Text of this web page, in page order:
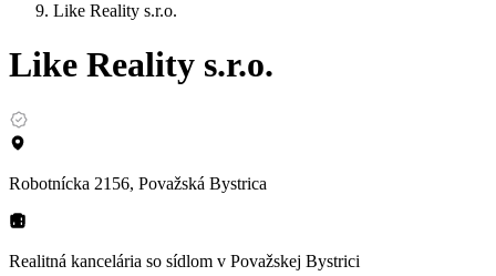
Like Reality s.r.o.
Like Reality s.r.o.
Robotnícka 2156, Považská Bystrica
Realitná kancelária so sídlom v Považskej Bystrici